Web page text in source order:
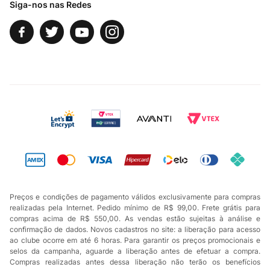
Siga-nos nas Redes
Preços e condições de pagamento válidos exclusivamente para compras
realizadas pela Internet. Pedido mínimo de R$ 99,00. Frete grátis para
compras acima de R$ 550,00. As vendas estão sujeitas à análise e
confirmação de dados. Novos cadastros no site: a liberação para acesso
ao clube ocorre em até 6 horas. Para garantir os preços promocionais e
selos da campanha, aguarde a liberação antes de efetuar a compra.
Compras realizadas antes dessa liberação não terão os benefícios